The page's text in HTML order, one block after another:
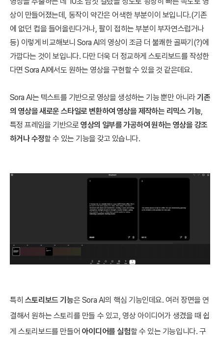
상이 만들어졌는데, 동작이 약간은 어색한 부분이이 보입니다.(기존
에 없던 컵을 들어올린다거나, 팔이 접히는 부분이 부자연스럽거나
등) 이렇게 비교해보니 Sora AI의 영상이 조금 더 불쾌한 골짜기(?)에
가깝다는 것이 보입니다. 다만 더욱 더 정교하게 스토리보드를 작성한
다면 Sora AI에서도 원하는 영상을 구현할 수 있을 것 같은데요.
Sora AI는 텍스트를 기반으로 영상을 생성하는 기능 뿐만 아니라기존
의 영상을 새로운 스타일로 변환하여 영상을 제작하는 리믹스 기능,
특정 프레임을 기반으로 영상의 일부를 가공하여 원하는 영상을 강조
하거나 수정할 수 있는 기능을 갖고 있습니다.
특히 스토리보드 기능은 Sora AI의 핵심 기능인데요. 여러 장면을 연
결해서 원하는 스토리를 만들 수 있고, 영상 아이디어가 생겼을 때 쉽
게 스토리보드를 만들어 아이디어를 실험할 수 있는 기능입니다. 구